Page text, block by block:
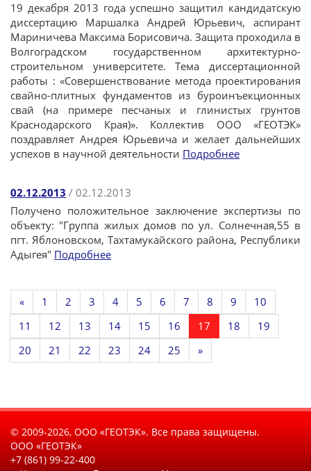
19 декабря 2013 года успешно защитил кандидатскую
диссертацию Маршалка Андрей Юрьевич, аспирант
Мариничева Максима Борисовича. Защита проходила в
Волгоградском государственном архитектурно-
строительном университете. Тема диссертационной
работы : «Совершенствование метода проектирования
свайно-плитных фундаментов из буроинъекционных
свай (на примере песчаных и глинистых грунтов
Краснодарского Края)». Коллектив ООО «ГЕОТЭК»
поздравляет Андрея Юрьевича и желает дальнейших
успехов в научной деятельности Подробнее
02.12.2013 / 02.12.2013
Получено положительное заключение экспертизы по
объекту: "Группа жилых домов по ул. Солнечная,55 в
пгт. Яблоновском, Тахтамукайского района, Республики
Адыгея" Подробнее
« 1 2 3 4 5 6 7 8 9
10
11
12 13 14 15 16 17 18
19
20
21 22 23 24 25 »
© 2009-2026, ООО «ГЕОТЭК». Все права защищены.
ООО «ГЕОТЭК»
+7 (861) 99-22-400